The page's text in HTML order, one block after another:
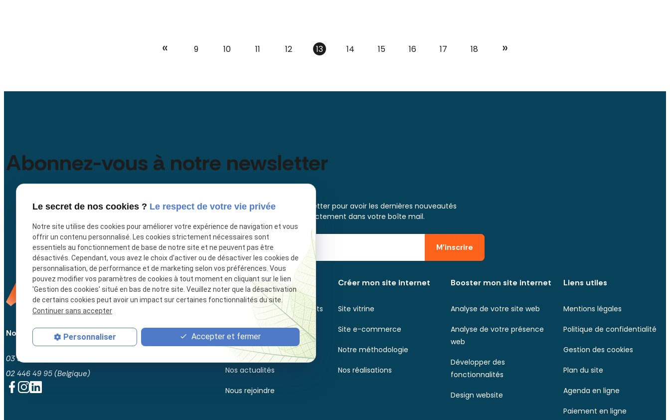
« 9 10 11 12 13 14 15 16 17 18 »
Abonnez-vous à notre newsletter
Inscrivez-vous à notre newsletter pour avoir les dernières nouveautés
et informations directement dans votre boîte mail.
M'inscrire
Nous contacter
03 59 57 51 98 (France)
02 446 49 95 (Belgique)
Découvrir
Axecibles en quelques mots
Nos agences
Nos engagements
Nos actualités
Nous rejoindre
Créer mon site internet
Site vitrine
Site e-commerce
Notre méthodologie
Nos réalisations
Booster mon site internet
Analyse de votre site web
Analyse de votre présence
web
Développer des
fonctionnalités
Design website
Liens utiles
Mentions légales
Politique de confidentialité
Gestion des cookies
Plan du site
Agenda en ligne
Paiement en ligne
Le secret de nos cookies ? Le respect de votre vie privée
Notre site utilise des cookies pour améliorer votre expérience de navigation et vous
offrir un contenu personnalisé. Les cookies strictement nécessaires sont
essentiels au fonctionnement de base de notre site et ne peuvent pas être
désactivés. Cependant, vous avez le choix d'activer ou de désactiver les cookies de
personnalisation, de performance et de marketing selon vos préférences. Vous
pouvez modifier vos paramètres de cookies à tout moment en cliquant sur le lien
'Gestion des cookies' situé en bas de notre site. Veuillez noter que la désactivation
de certains cookies peut avoir un impact sur certaines fonctionnalités du site.
Continuer sans accepter
Personnaliser Accepter et fermer